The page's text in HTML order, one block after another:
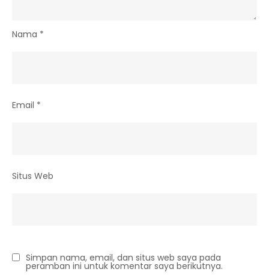
Nama *
Email *
Situs Web
Simpan nama, email, dan situs web saya pada
peramban ini untuk komentar saya berikutnya.